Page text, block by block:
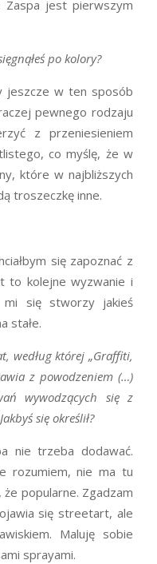
Zaspa jest pierwszym
po kolory?
jeszcze w ten sposób
pewnego rodzaju
z przeniesieniem
co myślę, że w
które w najbliższych
troszeczkę inne.
się zapoznać z
to kolejne wyzwanie i
mi się stworzy jakieś
stałe.
według której „Graffiti,
z powodzeniem (…)
wywodzących się z
się określił?
nie trzeba dodawać.
rozumiem, nie ma tu
popularne. Zgadzam
się streetart, ale
Maluję sobie
sprayami.